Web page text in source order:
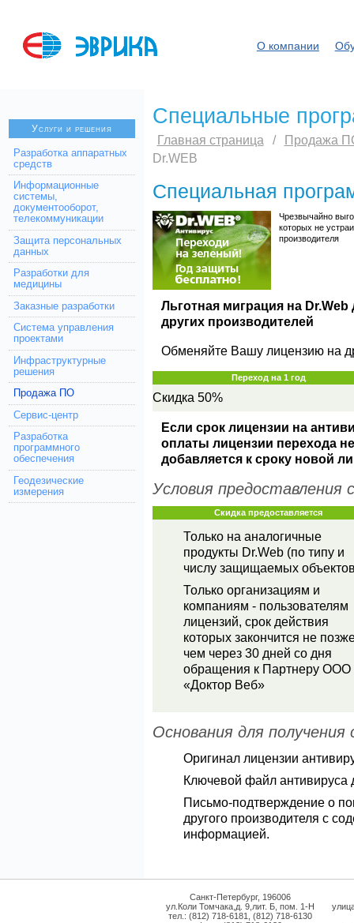
О компании
Услуги и решения
Разработка аппаратных
средств
Информационные
системы,
документооборот,
телекоммуникации
Защита персональных
данных
Разработки для
медицины
Заказные разработки
Система управления
проектами
Инфраструктурные
решения
Продажа ПО
Сервис-центр
Разработка
программного
обеспечения
Геодезические
измерения
Специальные
Главная страница /
Продажа
Dr.WEB
Специальная
Чрезвычайно
которых не
производителя
Льготная миграция на
других производителей
Обменяйте Вашу лицензию на
Переход на 1 год
Скидка 50%
Если срок лицензии на
оплаты лицензии перехода
добавляется к сроку новой
Условия предоставления
Скидка предоставляется
Только на аналогичные
продукты Dr.Web (по типу и
числу защищаемых
Только организациям и
компаниям - пользователям
лицензий, срок действия
которых закончится не
чем через 30 дней со дня
обращения к Партнеру ООО
«Доктор Веб»
Основания для получения
Оригинал лицензии
Ключевой файл антивируса
Письмо-подтверждение о
другого производителя с
информацией.
Санкт-Петербург, 196006
ул.Коли Томчака,д. 9,лит. Б, пом. 1-Н
тел.: (812) 718-6181, (812) 718-6130